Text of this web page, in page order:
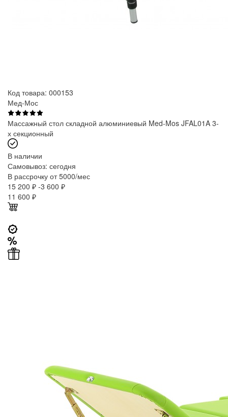
Код товара: 000153
Мед-Мос
Массажный стол складной алюминиевый Med-Mos JFAL01A 3-
х секционный
В наличии
Самовывоз: сегодня
В рассрочку от 5000/мес
15 200 ₽ -3 600 ₽
11 600 ₽